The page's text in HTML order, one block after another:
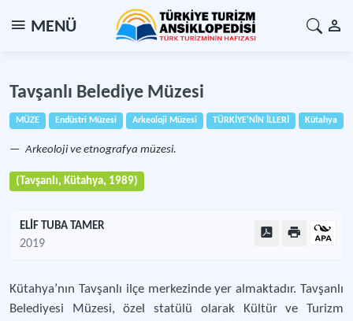
MENÜ
Tavşanlı Belediye Müzesi
MÜZE Endüstri Müzesi Arkeoloji Müzesi TÜRKİYE'NİN İLLERİ Kütahya
Arkeoloji ve etnografya müzesi.
(Tavşanlı, Kütahya, 1989)
ELİF TUBA TAMER
2019
Kütahya’nın Tavşanlı ilçe merkezinde yer almaktadır. Tavşanlı
Belediyesi Müzesi, özel statülü olarak Kültür ve Turizm